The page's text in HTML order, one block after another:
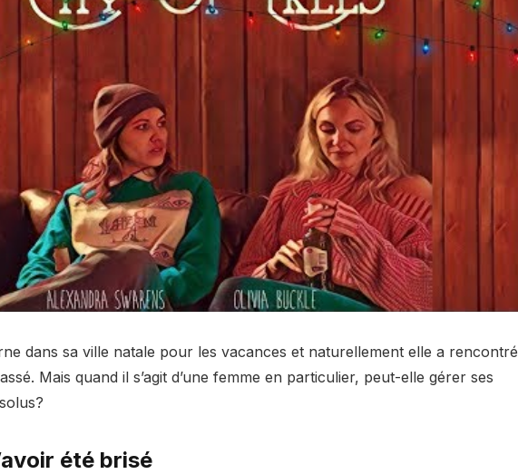
dans sa ville natale pour les vacances et naturellement elle a rencontré
Mais quand il s’agit d’une femme en particulier, peut-elle gérer ses
été brisé